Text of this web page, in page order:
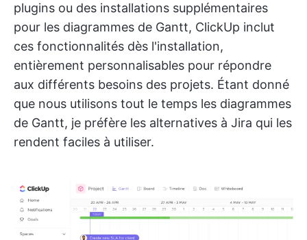
plugins ou des installations supplémentaires
pour les diagrammes de Gantt, ClickUp inclut
ces fonctionnalités dès l'installation,
entièrement personnalisables pour répondre
aux différents besoins des projets. Étant donné
que nous utilisons tout le temps les diagrammes
de Gantt, je préfère les alternatives à Jira qui les
rendent faciles à utiliser.